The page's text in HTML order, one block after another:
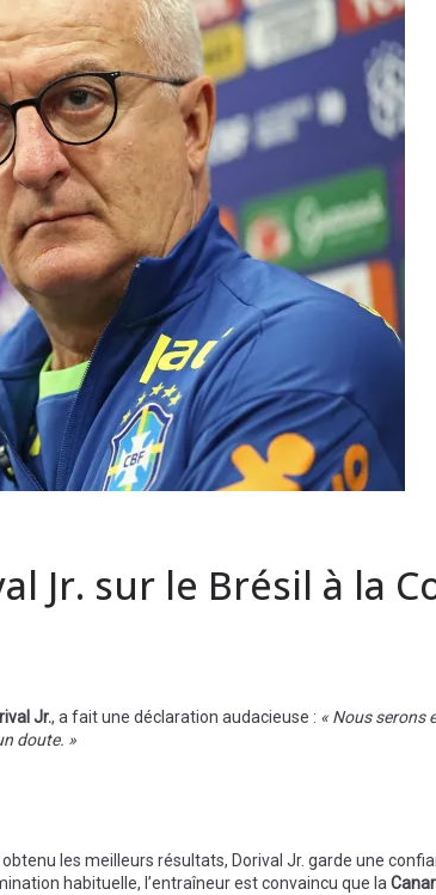
Jr. sur le Brésil à la
Jr., a fait une déclaration audacieuse : « Nous serons
doute. »
obtenu les meilleurs résultats, Dorival Jr. garde une
habituelle, l’entraîneur est convaincu que la